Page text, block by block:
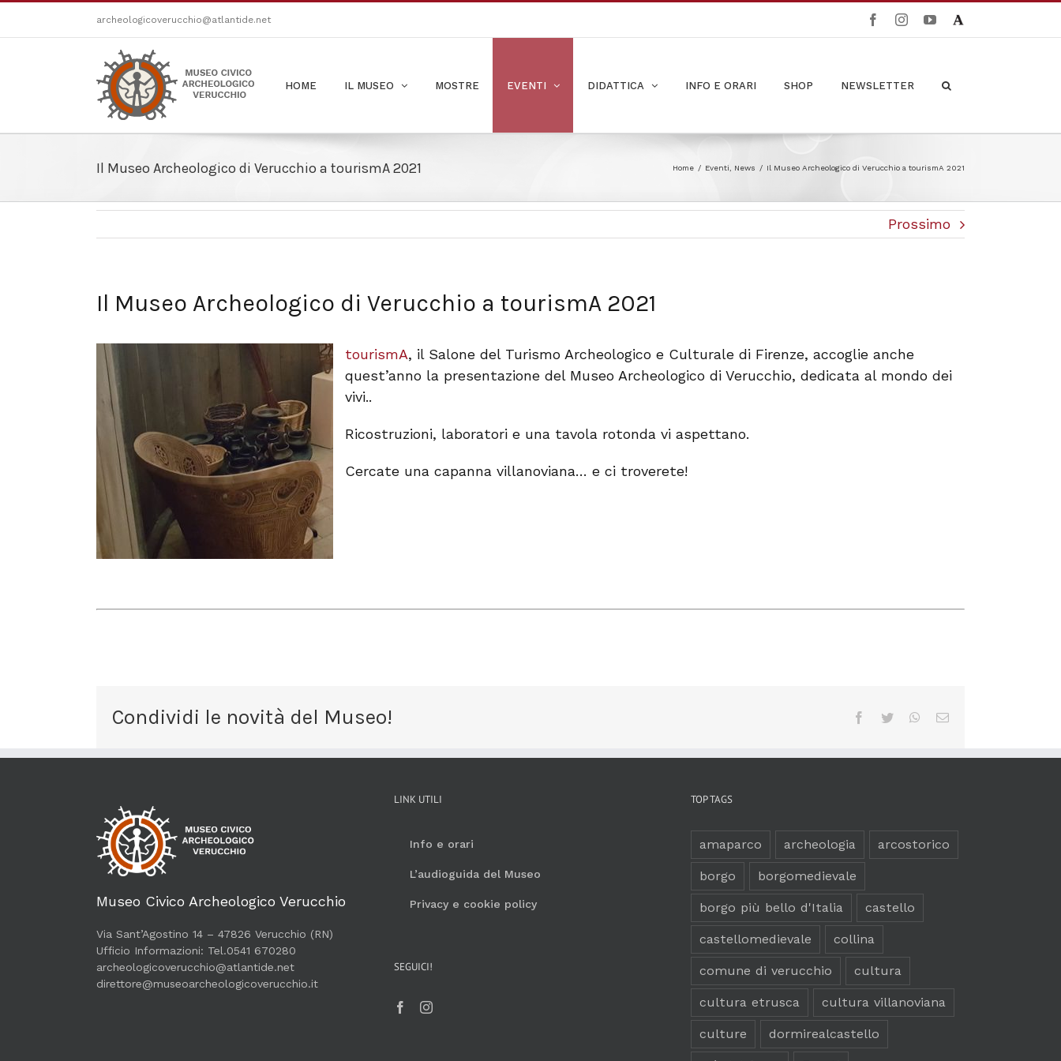
archeologicoverucchio@atlantide.net FacebookInstagramYouTubeAcademia
HOME IL MUSEO MOSTRE EVENTI DIDATTICA INFO E ORARI SHOP NEWSLETTER
Il Museo Archeologico di Verucchio a tourismA 2021 Home / Eventi News / Il Museo Archeologico di Verucchio a tourismA 2021
Prossimo
Il Museo Archeologico di Verucchio a tourismA 2021
tourismA, il Salone del Turismo Archeologico e Culturale di Firenze, accoglie anche
quest’anno la presentazione del Museo Archeologico di Verucchio, dedicata al mondo dei
vivi..
Ricostruzioni, laboratori e una tavola rotonda vi aspettano.
Cercate una capanna villanoviana… e ci troverete!
Condividi le novità del Museo! Facebook
Twitter WhatsApp
Email
Museo Civico Archeologico Verucchio
Via Sant’Agostino 14 – 47826 Verucchio (RN)
Ufficio Informazioni: Tel.0541 670280
archeologicoverucchio@atlantide.net
direttore@museoarcheologicoverucchio.it
LINK UTILI
Info e orari
L’audioguida del Museo
Privacy e cookie policy
SEGUICI!
TOP TAGS
amaparco archeologia arcostorico
borgo borgomedievale
borgo più bello d'Italia castello
castellomedievale collina
comune di verucchio cultura
cultura etrusca cultura villanoviana
culture dormirealcastello